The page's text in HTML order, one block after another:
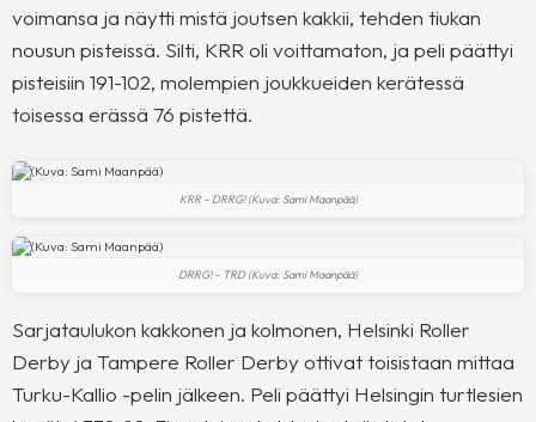
voimansa ja näytti mistä joutsen kakkii, tehden tiukan
nousun pisteissä. Silti, KRR oli voittamaton, ja peli päättyi
pisteisiin 191-102, molempien joukkueiden kerätessä
toisessa erässä 76 pistettä.
KRR – DRRG! (Kuva: Sami Maanpää)
DRRG! – TRD (Kuva: Sami Maanpää)
Sarjataulukon kakkonen ja kolmonen, Helsinki Roller
Derby ja Tampere Roller Derby ottivat toisistaan mittaa
Turku-Kallio -pelin jälkeen. Peli päättyi Helsingin turtlesien